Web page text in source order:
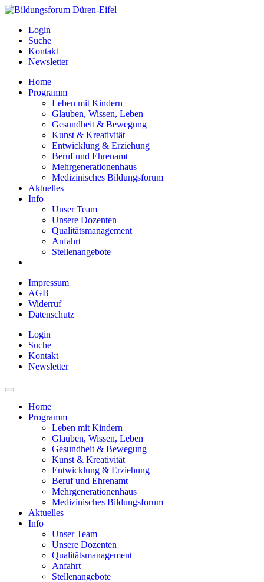
Login
Suche
Kontakt
Newsletter
Home
Programm
Leben mit Kindern
Glauben, Wissen, Leben
Gesundheit & Bewegung
Kunst & Kreativität
Entwicklung & Erziehung
Beruf und Ehrenamt
Mehrgenerationenhaus
Medizinisches Bildungsforum
Aktuelles
Info
Unser Team
Unsere Dozenten
Qualitätsmanagement
Anfahrt
Stellenangebote
Impressum
AGB
Widerruf
Datenschutz
Login
Suche
Kontakt
Newsletter
Home
Programm
Leben mit Kindern
Glauben, Wissen, Leben
Gesundheit & Bewegung
Kunst & Kreativität
Entwicklung & Erziehung
Beruf und Ehrenamt
Mehrgenerationenhaus
Medizinisches Bildungsforum
Aktuelles
Info
Unser Team
Unsere Dozenten
Qualitätsmanagement
Anfahrt
Stellenangebote